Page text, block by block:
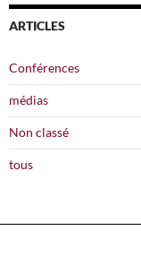
ARTICLES
Conférences
médias
Non classé
tous